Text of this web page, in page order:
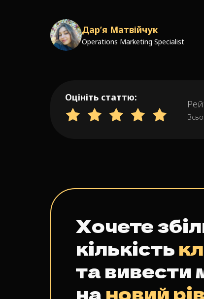
Дар’я Матвійчук
Operations Marketing Specialist
Оцініть статтю:
Хочете
кількість
та вивести
на новий